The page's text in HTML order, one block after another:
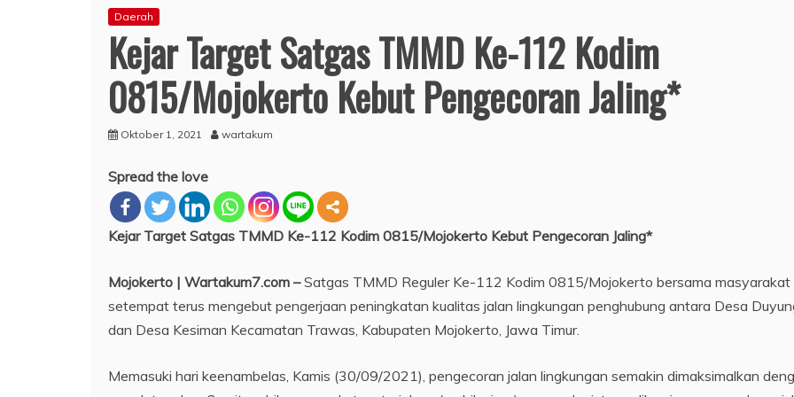
Daerah
Kejar Target Satgas TMMD Ke-112 Kodim
0815/Mojokerto Kebut Pengecoran Jaling*
Oktober 1, 2021 wartakum
Spread the love
Kejar Target Satgas TMMD Ke-112 Kodim 0815/Mojokerto Kebut Pengecoran Jaling*
Mojokerto | Wartakum7.com –Satgas TMMD Reguler Ke-112 Kodim 0815/Mojokerto bersama masyarakat
setempat terus mengebut pengerjaan peningkatan kualitas jalan lingkungan penghubung antara Desa
dan Desa Kesiman Kecamatan Trawas, Kabupaten Mojokerto, Jawa Timur.
Memasuki hari keenambelas, Kamis (30/09/2021), pengecoran jalan lingkungan semakin dimaksimalkan